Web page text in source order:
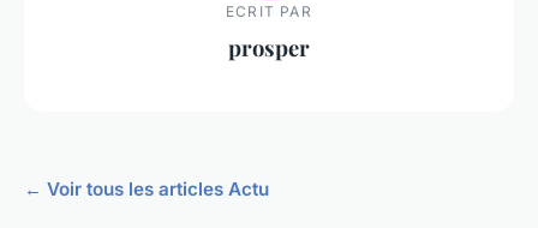
ECRIT PAR
prosper
← Voir tous les articles Actu